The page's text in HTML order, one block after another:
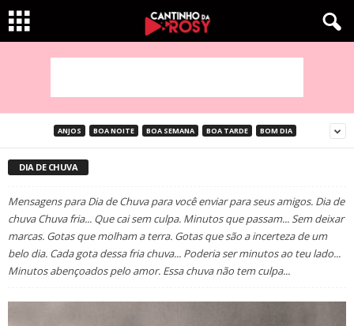
ANJOS BOA NOITE BOA SEMANA BOA TARDE BOM DIA
DIA DE CHUVA
Mensagens para Dia de Chuva para você enviar para seus amigos. Dia de
chuva Chuva fria... Que cai sem culpa. Minutos que passam... Sem deixar
marcas. Gotas que molham a terra. Gotas que são a incerteza de um
belo dia. Cada gota dessa fria chuva... Poderia ser minutos ao teu lado...
Minutos abençoados pelo amor. Essa chuva não tem culpa...